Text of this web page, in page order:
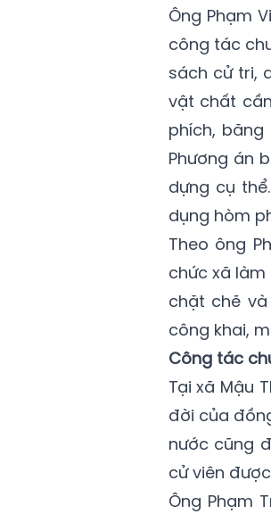
Ông Phạm
công tác
sách cử tri,
vật chất
phích,
Phương án
dựng cụ
dụng hòm
Theo ông
chức xã
chặt chẽ
công khai,
Công tác
Tại xã Mậu
đời của
nước cũng
cử viên
Ông Phạm